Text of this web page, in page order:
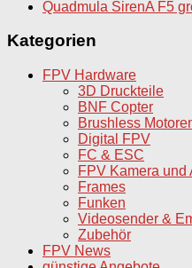
Quadmula SirenA F5
Kategorien
FPV Hardware
3D Druckteile
BNF Copter
Brushless
Digital FPV
FC & ESC
FPV Kamera und
Frames
Funken
Videosender &
Zubehör
FPV News